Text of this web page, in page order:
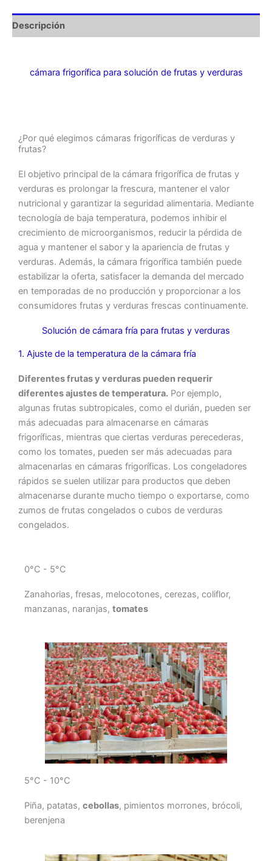
Descripción
cámara frigorífica para solución de frutas y verduras
¿Por qué elegimos cámaras frigoríficas de verduras y
frutas?
El objetivo principal de la cámara frigorífica de frutas y
verduras es prolongar la frescura, mantener el valor
nutricional y garantizar la seguridad alimentaria. Mediante
tecnología de baja temperatura, podemos inhibir el
crecimiento de microorganismos, reducir la pérdida de
agua y mantener el sabor y la apariencia de frutas y
verduras. Además, la cámara frigorífica también puede
estabilizar la oferta, satisfacer la demanda del mercado
en temporadas de no producción y proporcionar a los
consumidores frutas y verduras frescas continuamente.
Solución de cámara fría para frutas y verduras
1. Ajuste de la temperatura de la cámara fría
Diferentes frutas y verduras pueden requerir
diferentes ajustes de temperatura. Por ejemplo,
algunas frutas subtropicales, como el durián, pueden ser
más adecuadas para almacenarse en cámaras
frigoríficas, mientras que ciertas verduras perecederas,
como los tomates, pueden ser más adecuadas para
almacenarlas en cámaras frigoríficas. Los congeladores
rápidos se suelen utilizar para productos que deben
almacenarse durante mucho tiempo o exportarse, como
zumos de frutas congelados o cubos de verduras
congelados.
0°C - 5°C
Zanahorias, fresas, melocotones, cerezas, coliflor,
manzanas, naranjas, tomates
5°C - 10°C
Piña, patatas, cebollas, pimientos morrones, brócoli,
berenjena